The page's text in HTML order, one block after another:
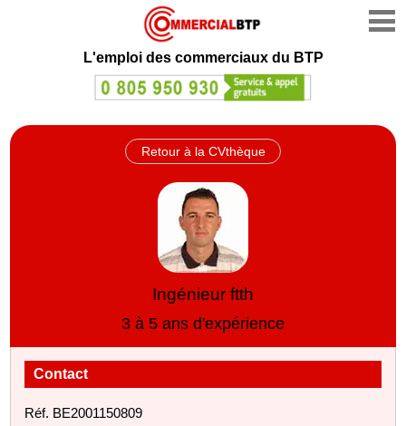
L'emploi des commerciaux du BTP
Retour à la CVthèque
Ingénieur ftth
3 à 5 ans d'expérience
Contact
Réf. BE2001150809